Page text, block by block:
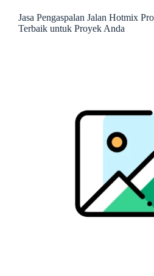
Jasa Pengaspalan Jalan Hotmix
Terbaik untuk Proyek Anda